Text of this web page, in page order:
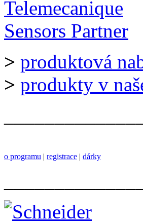
> produktová
> produkty v
o programu | registrace | dárky